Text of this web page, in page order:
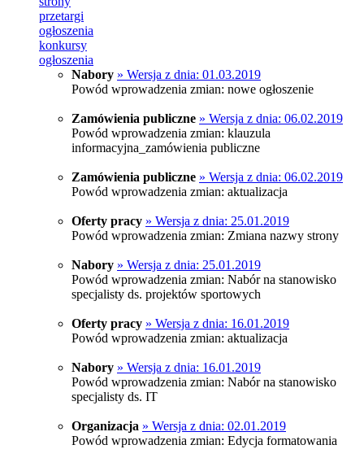
przetargi
ogłoszenia
konkursy
ogłoszenia
Nabory » Wersja z dnia: 01.03.2019
Powód wprowadzenia zmian: nowe ogłoszenie
Zamówienia publiczne » Wersja z dnia: 06.02.2019
Powód wprowadzenia zmian: klauzula
informacyjna_zamówienia publiczne
Zamówienia publiczne » Wersja z dnia: 06.02.2019
Powód wprowadzenia zmian: aktualizacja
Oferty pracy » Wersja z dnia: 25.01.2019
Powód wprowadzenia zmian: Zmiana nazwy strony
Nabory » Wersja z dnia: 25.01.2019
Powód wprowadzenia zmian: Nabór na stanowisko
specjalisty ds. projektów sportowych
Oferty pracy » Wersja z dnia: 16.01.2019
Powód wprowadzenia zmian: aktualizacja
Nabory » Wersja z dnia: 16.01.2019
Powód wprowadzenia zmian: Nabór na stanowisko
specjalisty ds. IT
Organizacja » Wersja z dnia: 02.01.2019
Powód wprowadzenia zmian: Edycja formatowania